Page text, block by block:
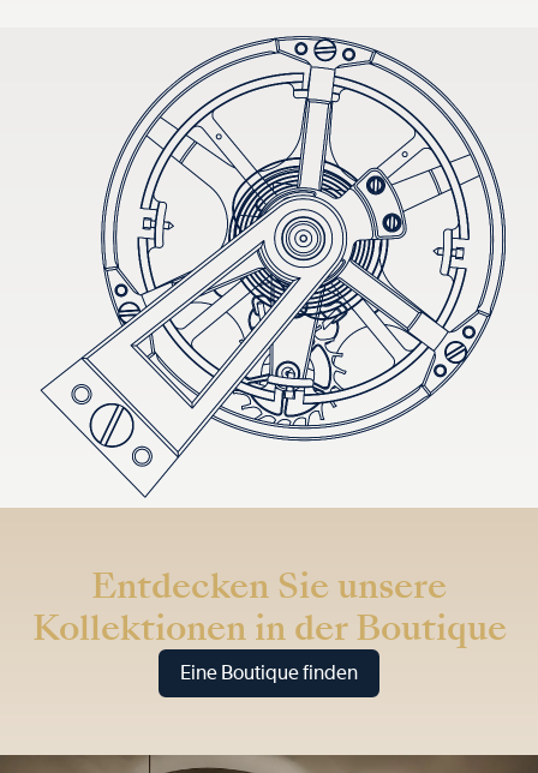
Entdecken Sie unsere
Kollektionen in der Boutique
Eine Boutique finden